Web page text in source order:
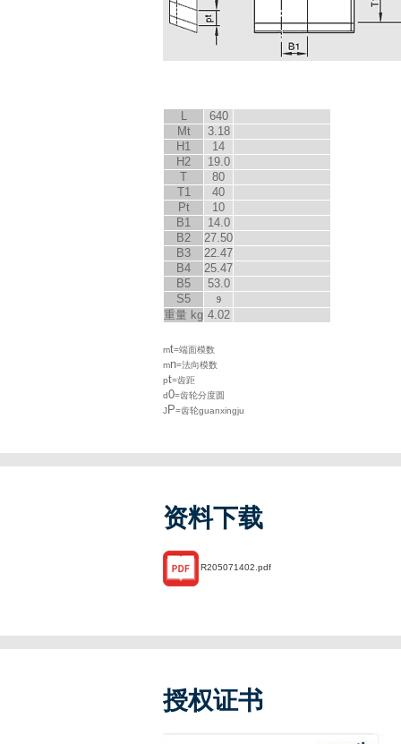
L
640
Mt
3.18
H1
14
H2
19.0
T
80
T1
40
Pt
10
B1
14.0
B2
27.50
B3
22.47
B4
25.47
B5
53.0
S5 9
重量 kg 4.02
mt=端面模数
mn=法向模数
pt=齿距
d0=齿轮分度圆
JP=齿轮guanxingju
资料下载
R205071402.pdf
授权证书